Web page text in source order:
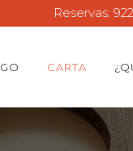
Reservas:
CARTA